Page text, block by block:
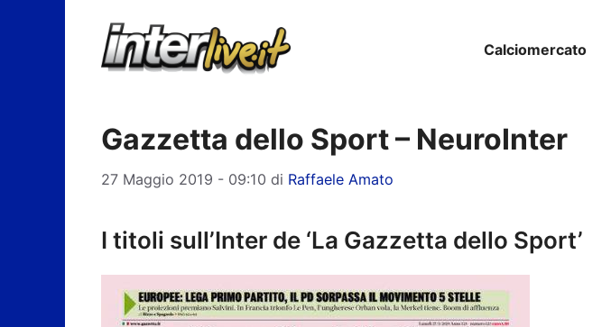
Calciomercato
Gazzetta dello Sport – NeuroInter
27 Maggio 2019 - 09:10 di Raffaele Amato
I titoli sull’Inter de ‘La Gazzetta dello Sport’